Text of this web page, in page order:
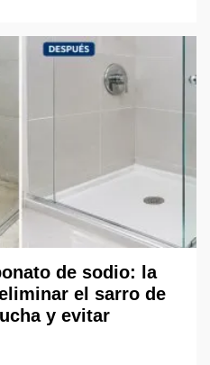
de sodio: la
el sarro de
y evitar